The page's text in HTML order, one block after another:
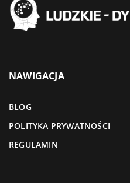
NAWIGACJA
BLOG
POLITYKA PRYWATNOŚCI
REGULAMIN